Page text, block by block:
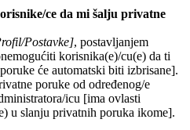
ce da mi šalju privatne
Postavke], postavljanjem
korisnika(e)/cu(e) da ti
će automatski biti izbrisane].
poruke od određenog/e
icu [ima ovlasti
u slanju privatnih poruka ikome].